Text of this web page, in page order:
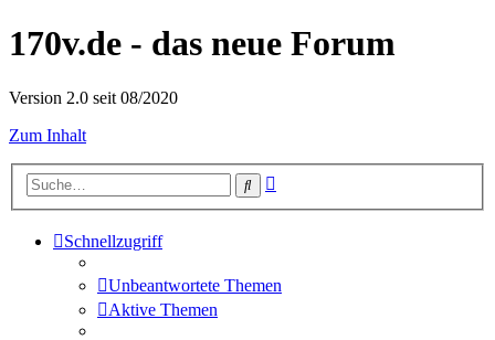
170v.de - das neue Forum
Version 2.0 seit 08/2020
Zum Inhalt
Suche
Schnellzugriff
Unbeantwortete Themen
Aktive Themen